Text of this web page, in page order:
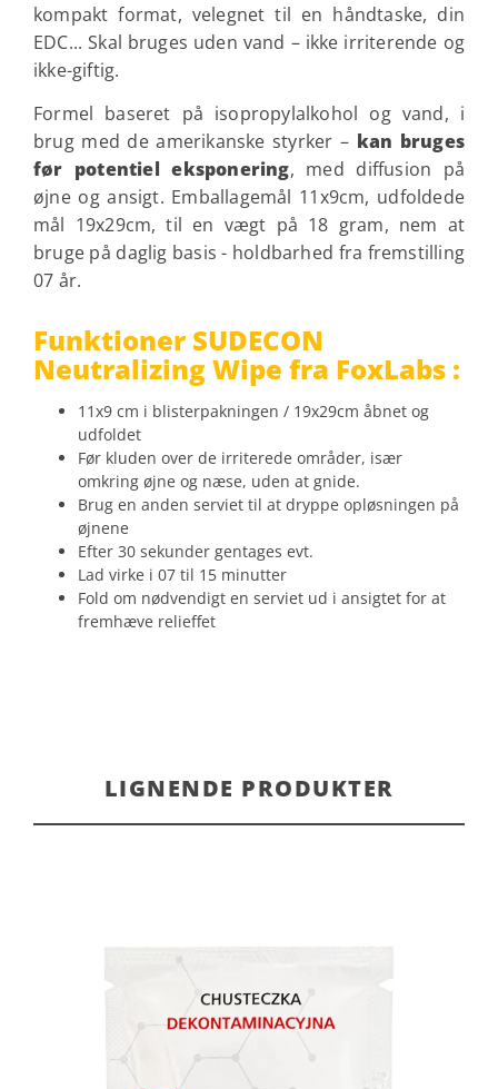
kompakt format, velegnet til en håndtaske, din
EDC... Skal bruges uden vand – ikke irriterende og
ikke-giftig.
Formel baseret på isopropylalkohol og vand, i
brug med de amerikanske styrker – kan bruges
før potentiel eksponering, med diffusion på
øjne og ansigt. Emballagemål 11x9cm, udfoldede
mål 19x29cm, til en vægt på 18 gram, nem at
bruge på daglig basis - holdbarhed fra fremstilling
07 år.
Funktioner SUDECON
Neutralizing Wipe fra FoxLabs :
11x9 cm i blisterpakningen / 19x29cm åbnet og
udfoldet
Før kluden over de irriterede områder, især
omkring øjne og næse, uden at gnide.
Brug en anden serviet til at dryppe opløsningen på
øjnene
Efter 30 sekunder gentages evt.
Lad virke i 07 til 15 minutter
Fold om nødvendigt en serviet ud i ansigtet for at
fremhæve relieffet
LIGNENDE PRODUKTER